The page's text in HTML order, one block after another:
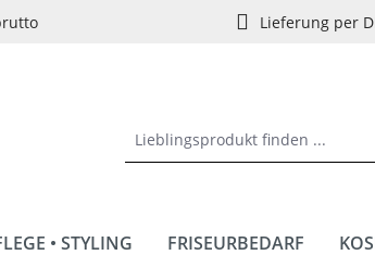
Lieferung per
• STYLING FRISEURBEDARF